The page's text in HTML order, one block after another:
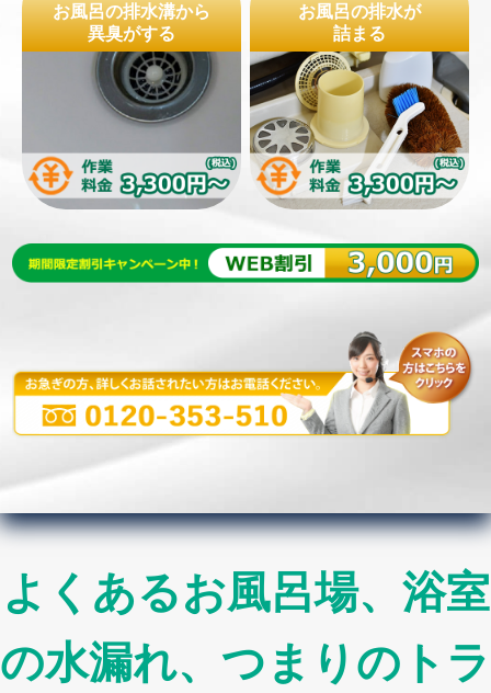
お風呂の排水溝から
異臭がする
お風呂の排水が
詰まる
よくあるお風呂場、浴室
の水漏れ、つまりのトラ